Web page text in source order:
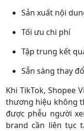
Sản xuất nội
Tối ưu chi phí
Tập trung kết
Sẵn sàng thay
Khi TikTok, Shopee
thương hiệu không
được phễu người
brand cần liên tục